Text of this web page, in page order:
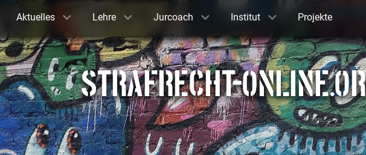
Aktuelles Lehre Jurcoach Institut Projekte
STRAFRECHT-